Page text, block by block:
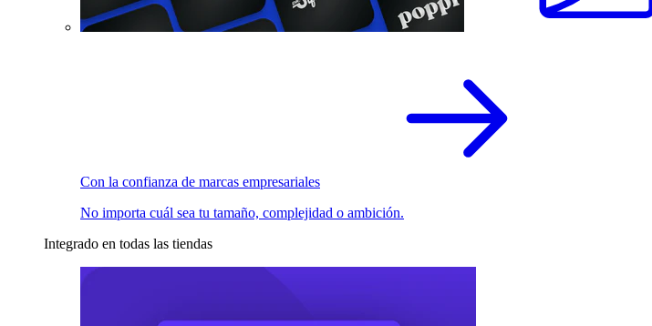
Con la confianza de marcas empresariales
No importa cuál sea tu tamaño, complejidad o ambición.
Integrado en todas las tiendas